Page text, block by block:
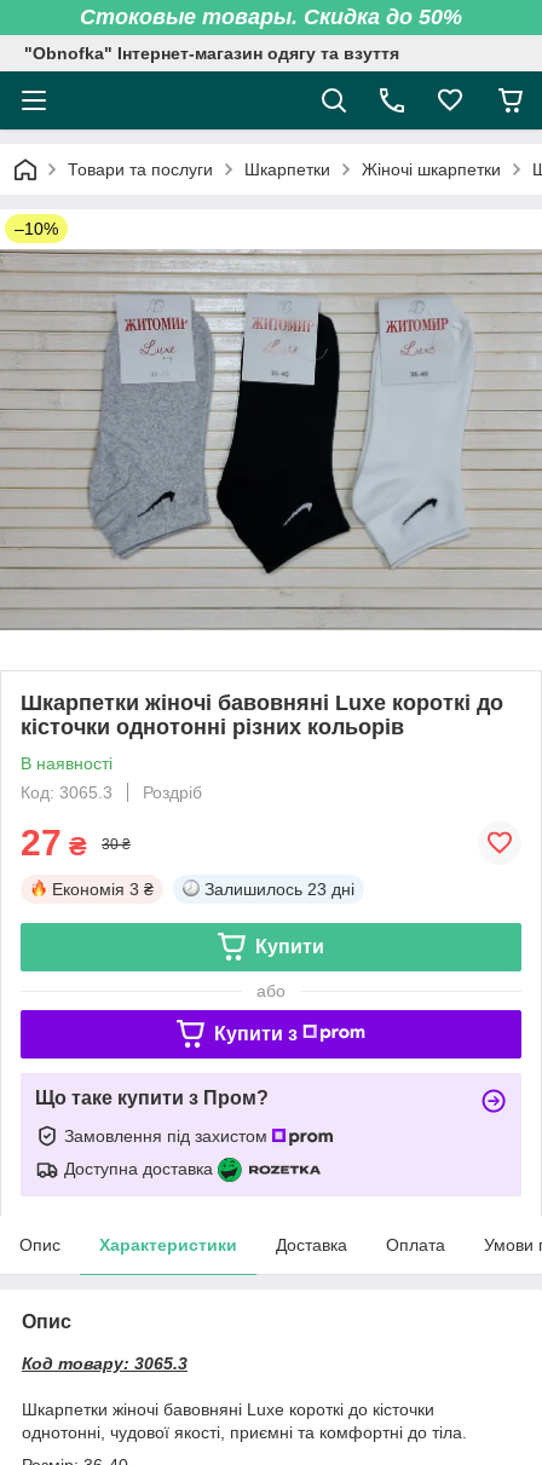
Стоковые товары. Скидка до 50%
"Obnofka" Інтернет-магазин одягу та взуття
Товари та послуги Шкарпетки Жіночі шкарпетки
–10%
Шкарпетки жіночі бавовняні Luxe короткі до
кісточки однотонні різних кольорів
В наявності
Код: 3065.3
Роздріб
27 ₴ 30 ₴
Економія 3 ₴ Залишилось 23 дні
Купити
або
Купити з
Що таке купити з Пром?
Замовлення під захистом
Доступна доставка
Опис Характеристики Доставка Оплата Умови
Опис
Код товару: 3065.3
Шкарпетки жіночі бавовняні Luxe короткі до кісточки
однотонні, чудової якості, приємні та комфортні до тіла.